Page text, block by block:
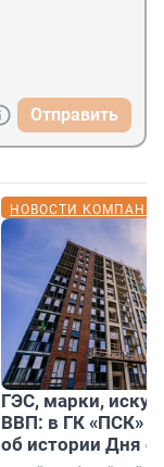
Отправить
НОВОСТИ
ГЭС, марки,
ВВП: в ГК «ПСК»
об истории Дня